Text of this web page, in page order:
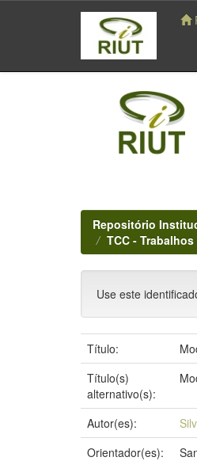
navigation
Repositório
TCC -
Use este
Título:
Título(s)
alternativo(s):
Autor(es):
Orientador(es):